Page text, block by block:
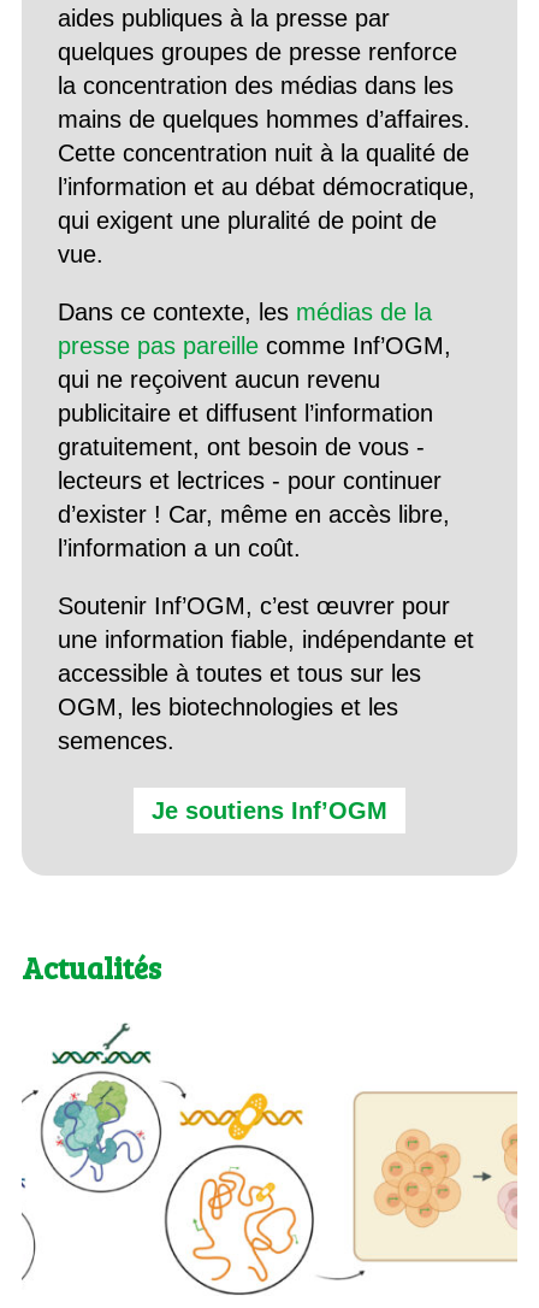
aides publiques à la presse par
quelques groupes de presse renforce
la concentration des médias dans les
mains de quelques hommes d’affaires.
Cette concentration nuit à la qualité de
l’information et au débat démocratique,
qui exigent une pluralité de point de
vue.
Dans ce contexte, les médias de la
presse pas pareillecomme Inf’OGM,
qui ne reçoivent aucun revenu
publicitaire et diffusent l’information
gratuitement, ont besoin de vous -
lecteurs et lectrices - pour continuer
d’exister ! Car, même en accès libre,
l’information a un coût.
Soutenir Inf’OGM, c’est œuvrer pour
une information fiable, indépendante et
accessible à toutes et tous sur les
OGM, les biotechnologies et les
semences.
Je soutiens Inf’OGM
Actualités